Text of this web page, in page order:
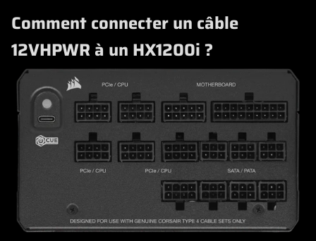
Comment connecter un câble
12VHPWR à un HX1200i ?